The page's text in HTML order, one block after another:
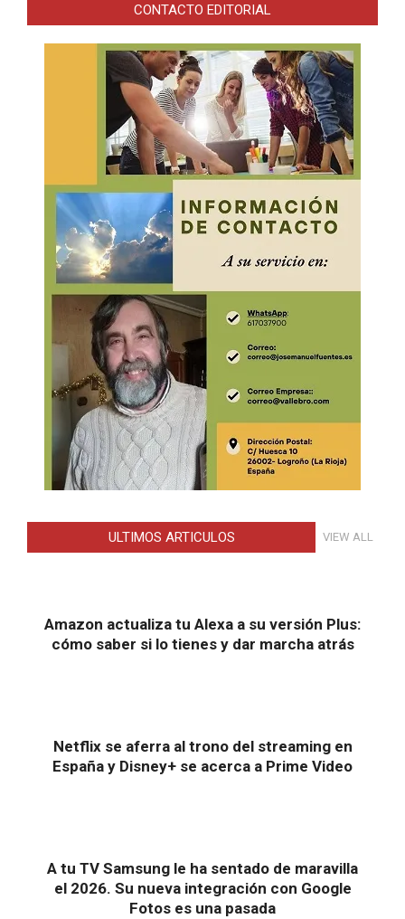
CONTACTO EDITORIAL
ULTIMOS ARTICULOS VIEW ALL
Amazon actualiza tu Alexa a su versión Plus:
cómo saber si lo tienes y dar marcha atrás
Netflix se aferra al trono del streaming en
España y Disney+ se acerca a Prime Video
A tu TV Samsung le ha sentado de maravilla
el 2026. Su nueva integración con Google
Fotos es una pasada